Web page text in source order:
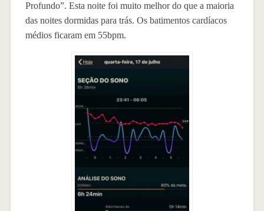
Profundo”. Esta noite foi muito melhor do que a maioria
das noites dormidas para trás. Os batimentos cardíacos
médios ficaram em 55bpm.